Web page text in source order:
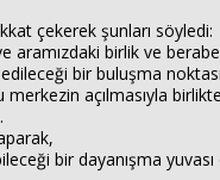
çekerek şunları söyledi:
aramızdaki birlik ve
bir buluşma
açılmasıyla
bir dayanışma